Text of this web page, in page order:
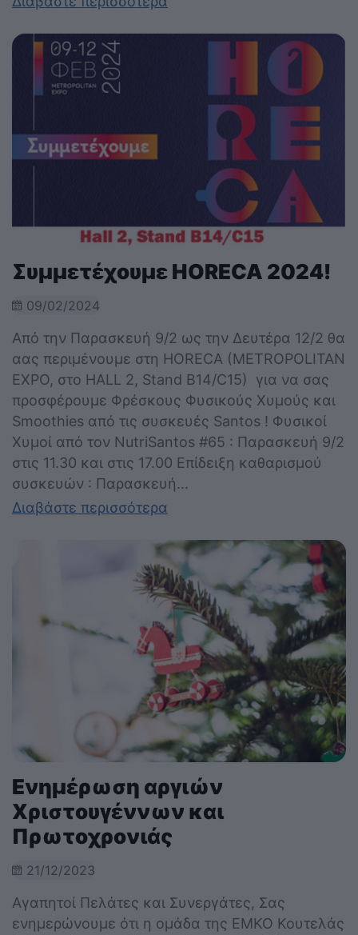
Συμμετέχουμε HORECA 2024!
09/02/2024
Από την Παρασκευή 9/2 ως την Δευτέρα 12/2 θα
αας περιμένουμε στη HORECA (METROPOLITAN
EXPO, στο HALL 2, Stand B14/C15) για να σας
προσφέρουμε Φρέσκους Φυσικούς Χυμούς και
Smoothies από τις συσκευές Santos ! Φυσικοί
Χυμοί από τον NutriSantos #65 : Παρασκευή 9/2
στις 11.30 και στις 17.00 Επίδειξη καθαρισμού
συσκευών : Παρασκευή...
Διαβάστε περισσότερα
Ενημέρωση αργιών
Χριστουγέννων και
Πρωτοχρονιάς
21/12/2023
Αγαπητοί Πελάτες και Συνεργάτες, Σας
ενημερώνουμε ότι η ομάδα της EMKO Κουτελάς